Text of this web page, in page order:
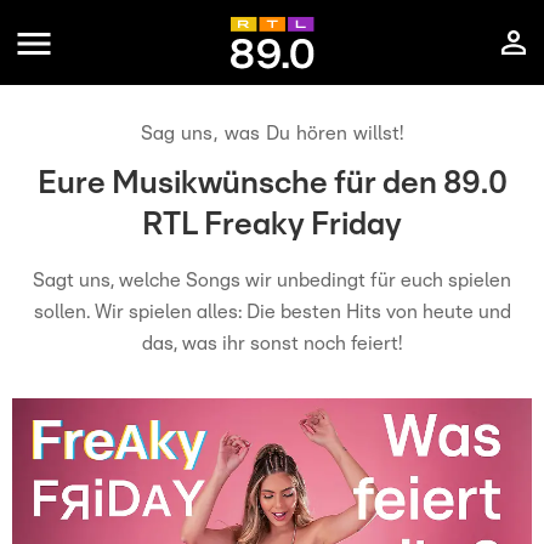
Sag uns, was Du hören willst!
Eure Musikwünsche für den 89.0
RTL Freaky Friday
Sagt uns, welche Songs wir unbedingt für euch spielen
sollen. Wir spielen alles: Die besten Hits von heute und
das, was ihr sonst noch feiert!